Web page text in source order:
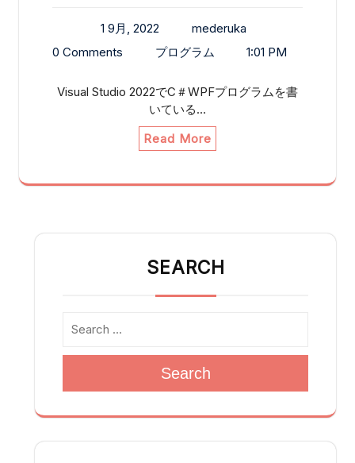
1 9月, 2022
mederuka
0 Comments
プログラム 1:01 PM
Visual Studio 2022でC＃WPFプログラムを書
いている…
Read More
SEARCH
Search